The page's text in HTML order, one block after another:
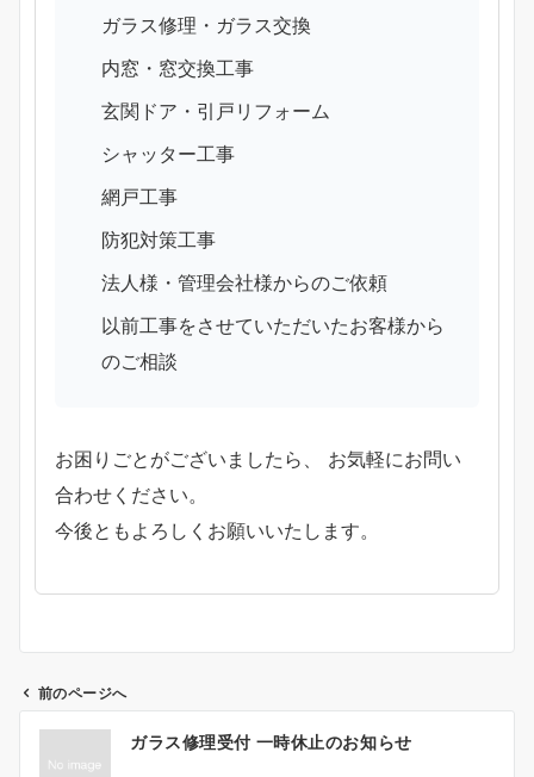
ガラス修理・ガラス交換
内窓・窓交換工事
玄関ドア・引戸リフォーム
シャッター工事
網戸工事
防犯対策工事
法人様・管理会社様からのご依頼
以前工事をさせていただいたお客様から
のご相談
お困りごとがございましたら、 お気軽にお問い
合わせください。
今後ともよろしくお願いいたします。
投
前のページへ
ガラス修理受付 一時休止のお知らせ